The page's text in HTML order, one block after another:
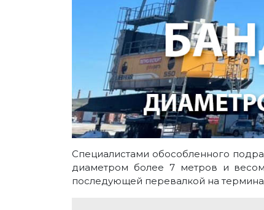
Специалистами обособленного
диаметром более 7 метров и
последующей перевалкой на